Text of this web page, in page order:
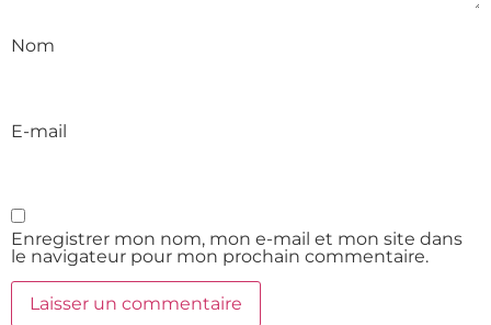
Nom
E-mail
Enregistrer mon nom, mon e-mail et mon site dans
le navigateur pour mon prochain commentaire.